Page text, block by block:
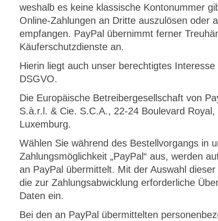
weshalb es keine klassische Kontonummer
Online-Zahlungen an Dritte auszulösen oder
empfangen. PayPal übernimmt ferner
Käuferschutzdienste an.
Hierin liegt auch unser berechtigtes
DSGVO.
Die Europäische Betreibergesellschaft von
S.à.r.l. & Cie. S.C.A., 22-24 Boulevard
Luxemburg.
Wählen Sie während des Bestellvorgangs in
Zahlungsmöglichkeit „PayPal“ aus, werden
an PayPal übermittelt. Mit der Auswahl
die zur Zahlungsabwicklung erforderliche
Daten ein.
Bei den an PayPal übermittelten